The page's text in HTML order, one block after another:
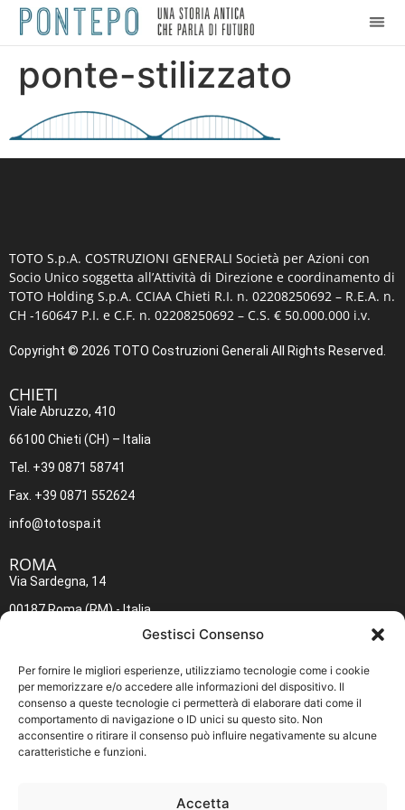
Gestisci Consenso
Per fornire le migliori esperienze, utilizziamo tecnologie come i cookie
per memorizzare e/o accedere alle informazioni del dispositivo. Il
consenso a queste tecnologie ci permetterà di elaborare dati come il
comportamento di navigazione o ID unici su questo sito. Non
acconsentire o ritirare il consenso può influire negativamente su alcune
caratteristiche e funzioni.
Accetta
ponte-stilizzato
TOTO S.p.A. COSTRUZIONI GENERALI Società per Azioni con
Socio Unico soggetta all’Attività di Direzione e coordinamento di
TOTO Holding S.p.A. CCIAA Chieti R.I. n. 02208250692 – R.E.A. n.
CH -160647 P.I. e C.F. n. 02208250692 – C.S. € 50.000.000 i.v.
Copyright © 2026 TOTO Costruzioni Generali All Rights Reserved.
CHIETI​
Viale Abruzzo, 410
66100 Chieti (CH) – Italia
Tel. +39 0871 58741
Fax. +39 0871 552624
info@totospa.it
ROMA​
Via Sardegna, 14
00187 Roma (RM) - Italia
Fax. +39 06 4883645
inforoma@totospa.it
Policy
Cookie Policy